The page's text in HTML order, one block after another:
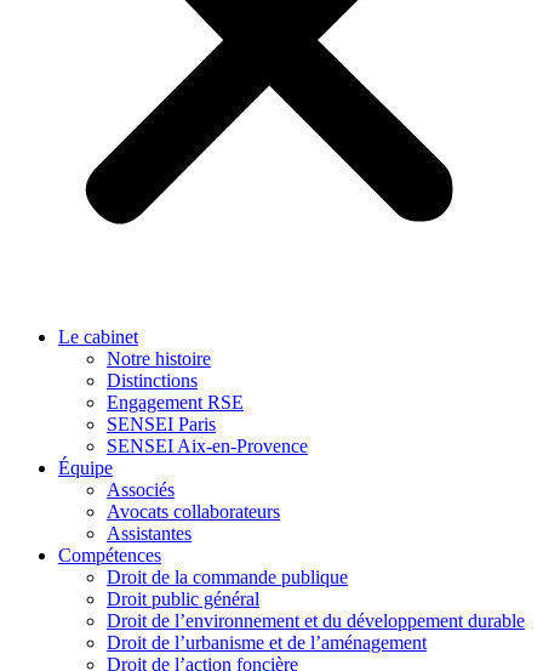
Le cabinet
Notre histoire
Distinctions
Engagement RSE
SENSEI Paris
SENSEI Aix-en-Provence
Équipe
Associés
Avocats collaborateurs
Assistantes
Compétences
Droit de la commande publique
Droit public général
Droit de l’environnement et du développement durable
Droit de l’urbanisme et de l’aménagement
Droit de l’action foncière